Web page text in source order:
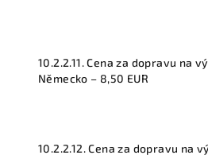
10.2.2.11. Cena za dopravu na
Německo – 8,50 EUR
10.2.2.12. Cena za dopravu na